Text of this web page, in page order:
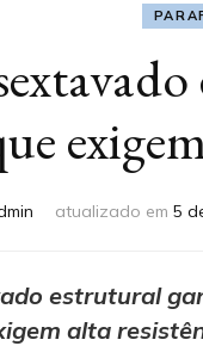
atualizado em 5
estrutural
alta